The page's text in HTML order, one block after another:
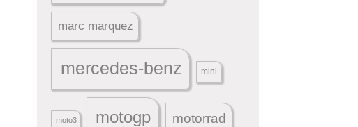
marc marquez
mercedes-benz mini
moto3 motogp motorrad